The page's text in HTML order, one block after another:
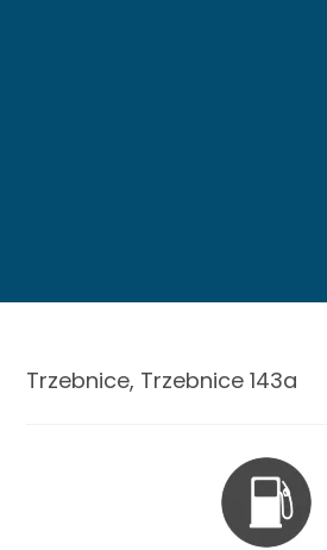
Trzebnice, Trzebnice 143a